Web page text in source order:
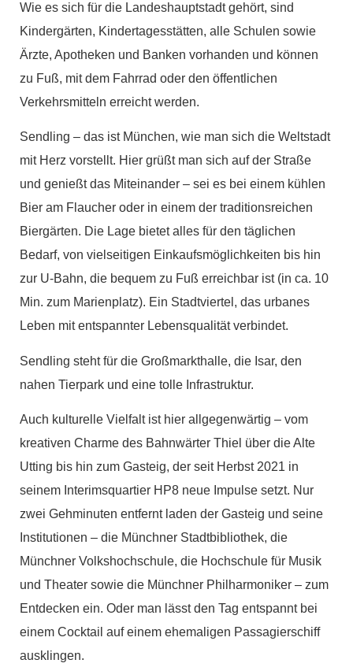
Wie es sich für die Landeshauptstadt gehört, sind
Kindergärten, Kindertagesstätten, alle Schulen sowie
Ärzte, Apotheken und Banken vorhanden und können
zu Fuß, mit dem Fahrrad oder den öffentlichen
Verkehrsmitteln erreicht werden.
Sendling – das ist München, wie man sich die Weltstadt
mit Herz vorstellt. Hier grüßt man sich auf der Straße
und genießt das Miteinander – sei es bei einem kühlen
Bier am Flaucher oder in einem der traditionsreichen
Biergärten. Die Lage bietet alles für den täglichen
Bedarf, von vielseitigen Einkaufsmöglichkeiten bis hin
zur U-Bahn, die bequem zu Fuß erreichbar ist (in ca. 10
Min. zum Marienplatz). Ein Stadtviertel, das urbanes
Leben mit entspannter Lebensqualität verbindet.
Sendling steht für die Großmarkthalle, die Isar, den
nahen Tierpark und eine tolle Infrastruktur.
Auch kulturelle Vielfalt ist hier allgegenwärtig – vom
kreativen Charme des Bahnwärter Thiel über die Alte
Utting bis hin zum Gasteig, der seit Herbst 2021 in
seinem Interimsquartier HP8 neue Impulse setzt. Nur
zwei Gehminuten entfernt laden der Gasteig und seine
Institutionen – die Münchner Stadtbibliothek, die
Münchner Volkshochschule, die Hochschule für Musik
und Theater sowie die Münchner Philharmoniker – zum
Entdecken ein. Oder man lässt den Tag entspannt bei
einem Cocktail auf einem ehemaligen Passagierschiff
ausklingen.